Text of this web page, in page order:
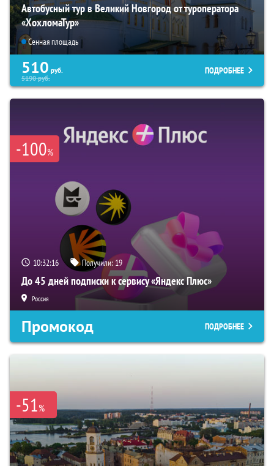
Автобусный тур в Великий Новгород от туроператора
«ХохломаТур»
Сенная площадь
510 руб.
5190руб.
ПОДРОБНЕЕ
-100%
10:32:16 Получили: 19
До 45 дней подписки к сервису «Яндекс Плюс»
Россия
Промокод ПОДРОБНЕЕ
-51%